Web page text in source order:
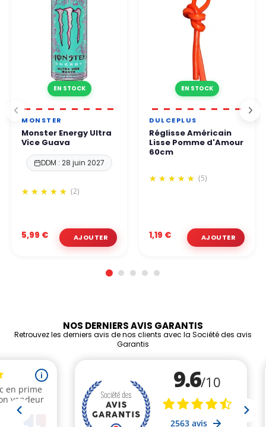
EN STOCK
MONSTER
Monster Energy Ultra
Vice Guava
DDM : 28 juin 2027
(2)
5,99 €
EN STOCK
DULCEPLUS
Réglisse Américain
Lisse Pomme d'Amour
60cm
(5)
1,19 €
NOS DERNIERS AVIS GARANTIS
Retrouvez les derniers avis de nos clients avec la Société des avis
Garantis